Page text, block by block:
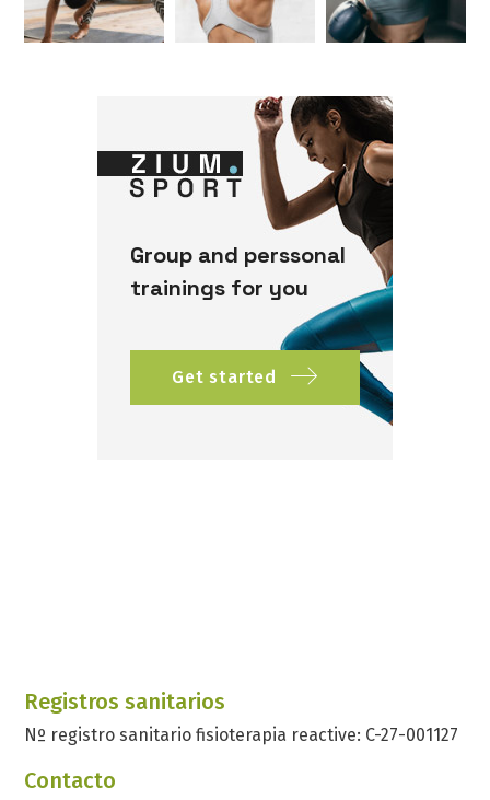
Group and perssonal
trainings for you
Get started
Registros sanitarios
Nº registro sanitario fisioterapia reactive: C-27-001127
Contacto